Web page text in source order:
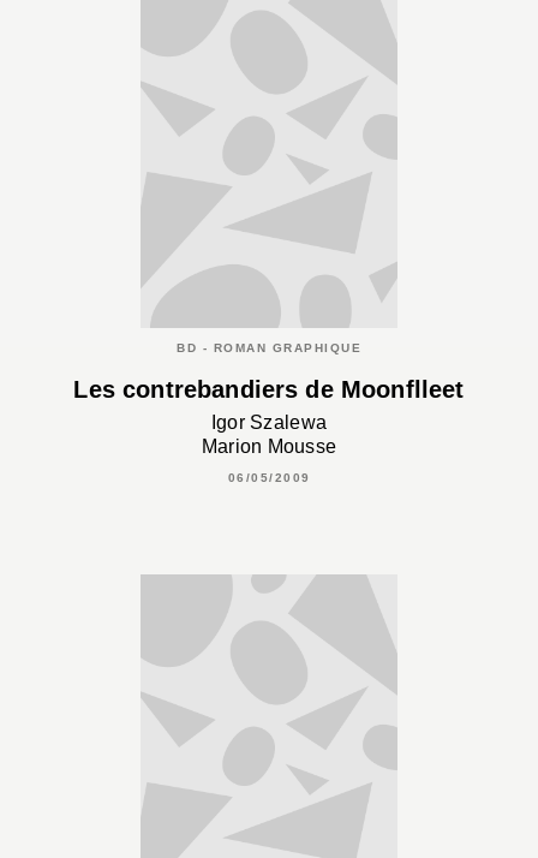
BD - ROMAN GRAPHIQUE
Les contrebandiers de Moonflleet
Igor Szalewa
Marion Mousse
06/05/2009